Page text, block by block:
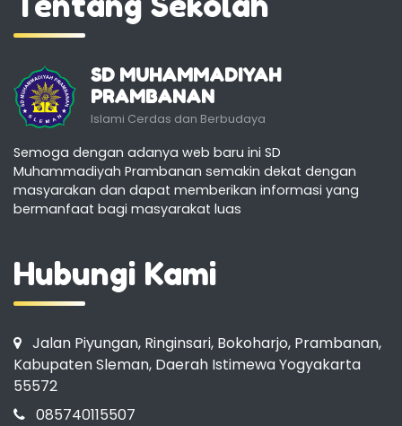
SD MUHAMMADIYAH
PRAMBANAN
Islami Cerdas dan Berbudaya
Semoga dengan adanya web baru ini SD
Muhammadiyah Prambanan semakin dekat dengan
masyarakan dan dapat memberikan informasi yang
bermanfaat bagi masyarakat luas
Hubungi Kami
Jalan Piyungan, Ringinsari, Bokoharjo, Prambanan,
Kabupaten Sleman, Daerah Istimewa Yogyakarta
55572
085740115507